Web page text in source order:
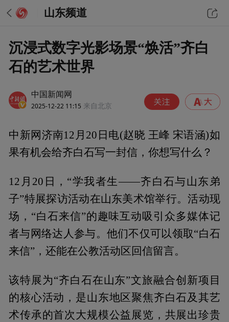
山东频道
沉浸式数字光影场景“焕活”齐白
石的艺术世界
中国新闻网
2025-12-22 11:15 来自北京
中新网济南12月20日电(赵晓 王峰 宋语涵)如
果有机会给齐白石写一封信，你想写什么？
12月20日，“学我者生——齐白石与山东弟
子”特展探访活动在山东美术馆举行。活动现
场，“白石来信”的趣味互动吸引众多媒体记
者与网络达人参与。他们不仅可以领取“白石
来信”，还能在公教活动区回信留言。
该特展为“齐白石在山东”文旅融合创新项目
的核心活动，是山东地区聚焦齐白石及其艺
术传承的首次大规模公益展览，共展出珍贵